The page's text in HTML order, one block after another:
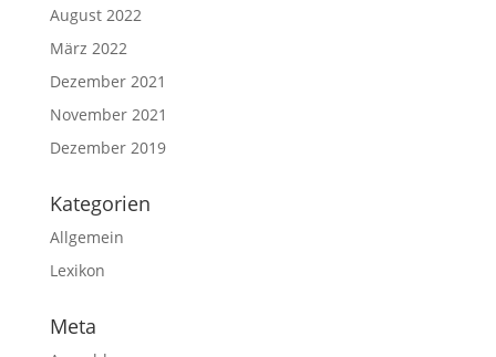
August 2022
März 2022
Dezember 2021
November 2021
Dezember 2019
Kategorien
Allgemein
Lexikon
Meta